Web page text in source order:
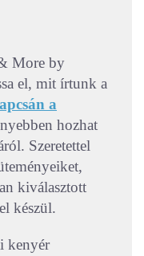
More by
el, mit írtunk a
a
hozhat
Szeretettel
kiválasztott
készül.
kenyér